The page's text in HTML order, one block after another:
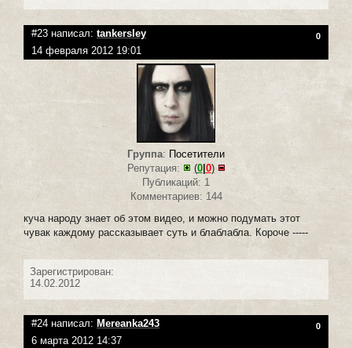
#23 написал: tankersley 0
14 февраля 2012 19:01
Группа: Посетители
Репутация:
(0| 0)
Публикаций: 1
Комментариев: 144
куча народу знает об этом видео, и можно подумать этот
чувак каждому рассказывает суть и блаблабла. Короче -----
Зарегистрирован:
14.02.2012
#24 написал: Mereanka243 0
6 марта 2012 14:37